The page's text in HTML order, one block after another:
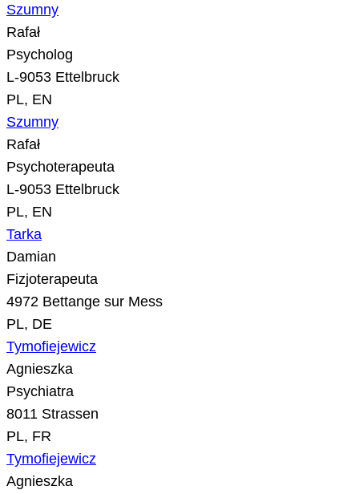
Szumny
Rafał
Psycholog
L-9053 Ettelbruck
PL, EN
Szumny
Rafał
Psychoterapeuta
L-9053 Ettelbruck
PL, EN
Tarka
Damian
Fizjoterapeuta
4972 Bettange sur Mess
PL, DE
Tymofiejewicz
Agnieszka
Psychiatra
8011 Strassen
PL, FR
Tymofiejewicz
Agnieszka